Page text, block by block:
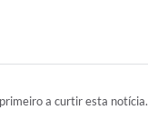
a curtir esta notícia.